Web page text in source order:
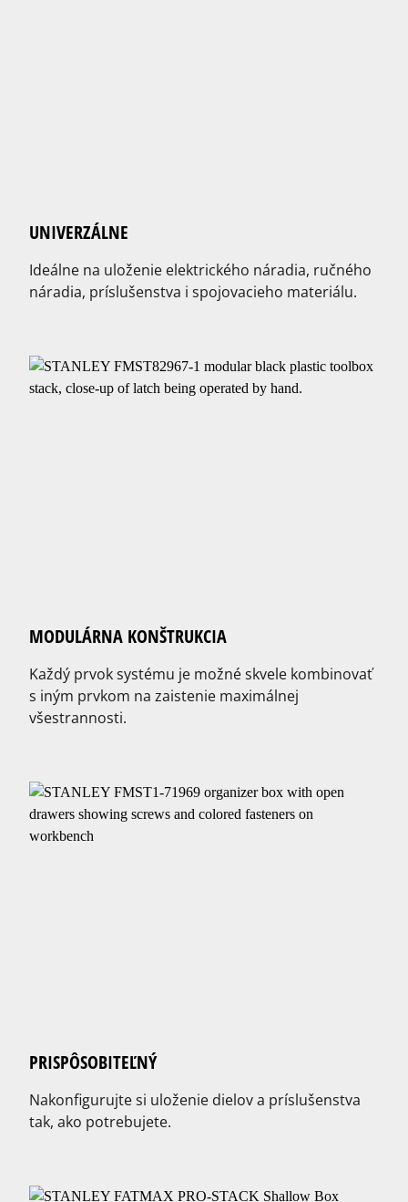
UNIVERZÁLNE
Ideálne na uloženie elektrického náradia, ručného
náradia, príslušenstva i spojovacieho materiálu.
MODULÁRNA KONŠTRUKCIA
Každý prvok systému je možné skvele kombinovať
s iným prvkom na zaistenie maximálnej
všestrannosti.
PRISPÔSOBITEĽNÝ
Nakonfigurujte si uloženie dielov a príslušenstva
tak, ako potrebujete.